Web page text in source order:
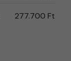
277.700 Ft